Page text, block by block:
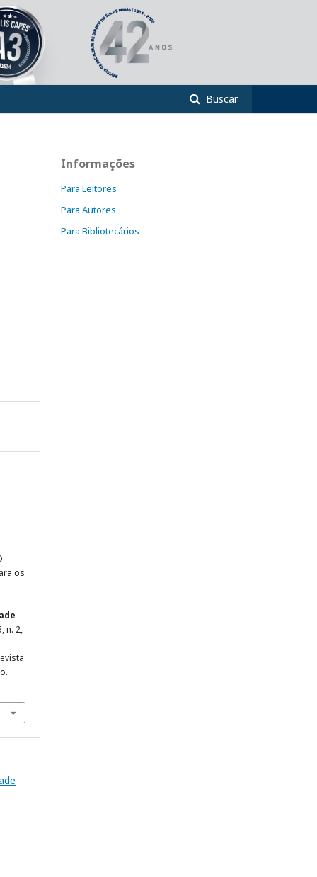
Buscar
os
n. 2,
Informações
Para Leitores
Para Autores
Para Bibliotecários